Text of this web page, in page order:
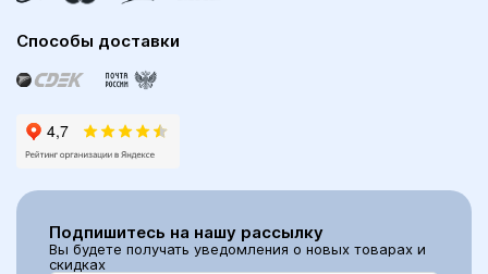
Способы доставки
Подпишитесь на нашу рассылку
Вы будете получать уведомления о новых товарах и
скидках